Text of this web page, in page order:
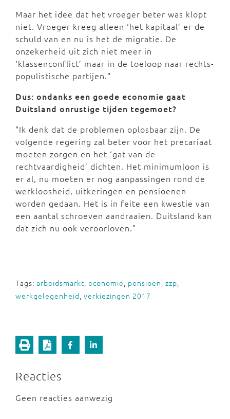
Maar het idee dat het vroeger beter was klopt
niet. Vroeger kreeg alleen ‘het kapitaal’ er de
schuld van en nu is het de migratie. De
onzekerheid uit zich niet meer in
‘klassenconflict’ maar in de toeloop naar rechts-
populistische partijen."
Dus: ondanks een goede economie gaat
Duitsland onrustige tijden tegemoet?
"Ik denk dat de problemen oplosbaar zijn. De
volgende regering zal beter voor het precariaat
moeten zorgen en het ‘gat van de
rechtvaardigheid’ dichten. Het minimumloon is
er al, nu moeten er nog aanpassingen rond de
werkloosheid, uitkeringen en pensioenen
worden gedaan. Het is in feite een kwestie van
een aantal schroeven aandraaien. Duitsland kan
dat zich nu ook veroorloven."
Tags: arbeidsmarkt, economie, pensioen, zzp,
werkgelegenheid, verkiezingen 2017
Reacties
Geen reacties aanwezig